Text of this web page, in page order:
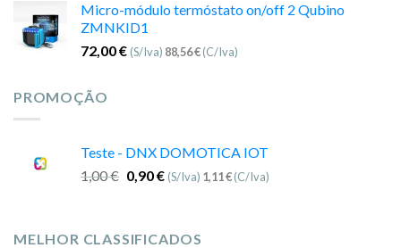
Micro-módulo termóstato on/off 2 Qubino
ZMNKID1
72,00€ (S/Iva) 88,56€(C/Iva)
PROMOÇÃO
Teste - DNX DOMOTICA IOT
1,00€ 0,90€ (S/Iva) 1,11€(C/Iva)
MELHOR CLASSIFICADOS